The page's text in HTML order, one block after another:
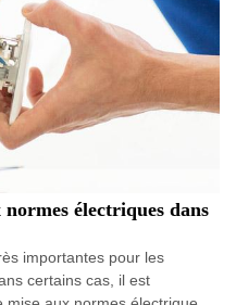
électriques dans
importantes pour les
certains cas, il est